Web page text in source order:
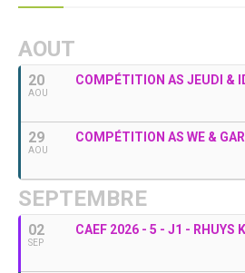
AOUT
20
AOU
COMPÉTITION AS JEUDI &
29
AOU
COMPÉTITION AS WE &
SEPTEMBRE
02
SEP
CAEF 2026 - 5 - J1 - RHUYS